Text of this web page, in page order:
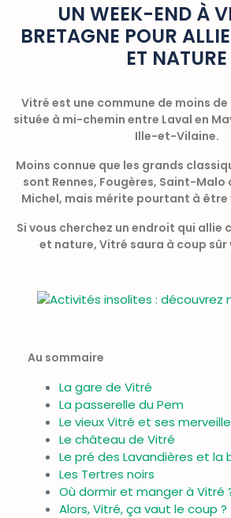
UN WEEK-END À
BRETAGNE POUR
ET NATURE
Vitré est une commune de moins
située à mi-chemin entre Laval en
Ille-et-Vilaine.
Moins connue que les grands
sont Rennes, Fougères, Saint-Malo
Michel, mais mérite pourtant à être
Si vous cherchez un endroit qui
et nature, Vitré saura à coup sûr
Au sommaire
La gare de Vitré
La passerelle du Pem
Le vieux Vitré et ses
Le château de Vitré
Le pré des Lavandières et la
Les Tertres noirs
Où dormir et manger à Vitré
Alors, Vitré, ça vaut le coup ?